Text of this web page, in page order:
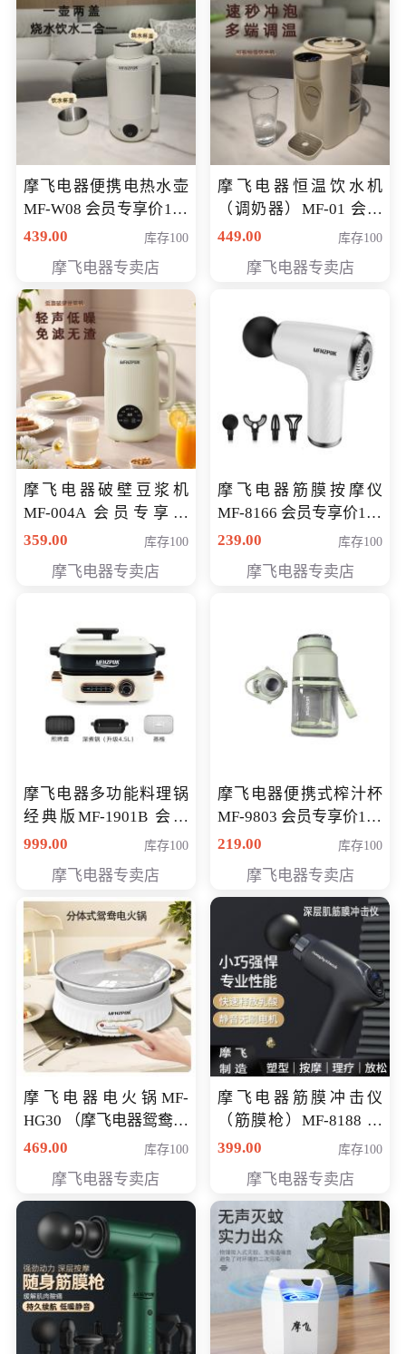
摩飞电器便携电热水壶
MF-W08 会员专享价198
元
439.00 库存100
摩飞电器专卖店
摩飞电器恒温饮水机
（调奶器）MF-01 会员
专享价366元
449.00 库存100
摩飞电器专卖店
摩飞电器破壁豆浆机
MF-004A 会员专享价
168元
359.00 库存100
摩飞电器专卖店
摩飞电器筋膜按摩仪
MF-8166 会员专享价168
元
239.00 库存100
摩飞电器专卖店
摩飞电器多功能料理锅
经典版MF-1901B 会员
专享价399元
999.00 库存100
摩飞电器专卖店
摩飞电器便携式榨汁杯
MF-9803 会员专享价138
元
219.00 库存100
摩飞电器专卖店
摩飞电器电火锅MF-
HG30 （摩飞电器鸳鸯锅
MF-HG30 ） 会员专享价
469.00 库存100
摩飞电器专卖店
摩飞电器筋膜冲击仪
（筋膜枪）MF-8188 会
员专享价268元
399.00 库存100
摩飞电器专卖店